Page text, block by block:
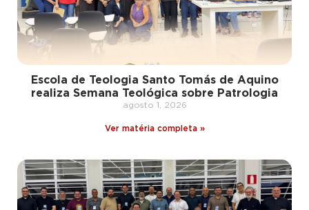
Escola de Teologia Santo Tomás de Aquino
realiza Semana Teológica sobre Patrologia
agosto 1, 2026
Ver matéria completa »